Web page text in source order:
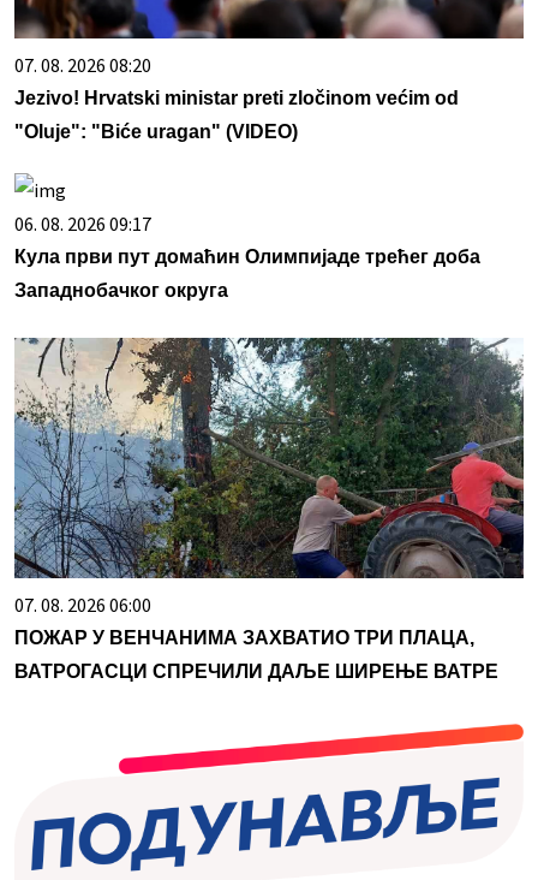
07. 08. 2026 08:20
Jezivo! Hrvatski ministar preti zločinom većim od
"Oluje": "Biće uragan" (VIDEO)
06. 08. 2026 09:17
Кула први пут домаћин Олимпијаде трећег доба
Западнобачког округа
07. 08. 2026 06:00
ПОЖАР У ВЕНЧАНИМА ЗАХВАТИО ТРИ ПЛАЦА,
ВАТРОГАСЦИ СПРЕЧИЛИ ДАЉЕ ШИРЕЊЕ ВАТРЕ